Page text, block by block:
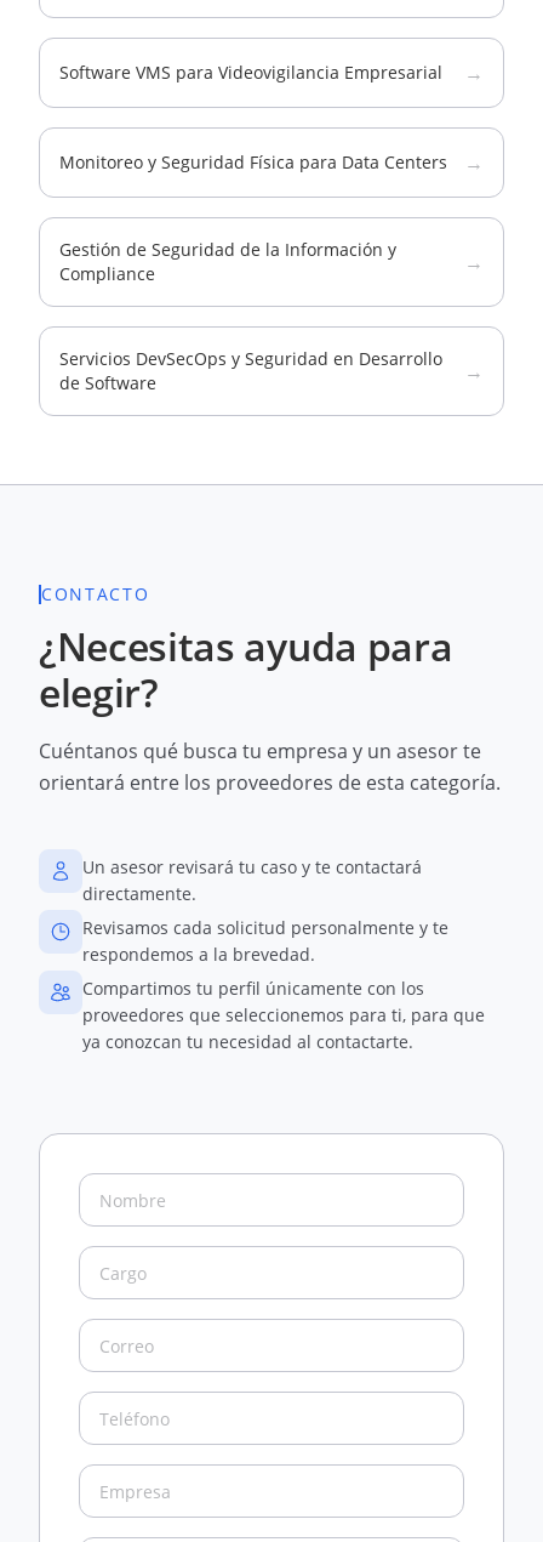
Software VMS para Videovigilancia Empresarial →
Monitoreo y Seguridad Física para Data Centers →
Gestión de Seguridad de la Información y
Compliance
→
Servicios DevSecOps y Seguridad en Desarrollo
de Software
→
CONTACTO
¿Necesitas ayuda para
elegir?
Cuéntanos qué busca tu empresa y un asesor te
orientará entre los proveedores de esta categoría.
Un asesor revisará tu caso y te contactará
directamente.
Revisamos cada solicitud personalmente y te
respondemos a la brevedad.
Compartimos tu perfil únicamente con los
proveedores que seleccionemos para ti, para que
ya conozcan tu necesidad al contactarte.